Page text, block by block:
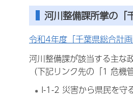
河川整備課所掌の
令和4年度「千葉県総合計
河川整備課が該当する主な
（下記リンク先の「1 危
I-1-2 災害から県民を守